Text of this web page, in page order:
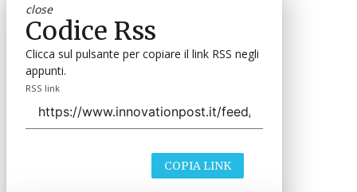
close
Codice Rss
Clicca sul pulsante per copiare il link RSS negli
appunti.
RSS link
COPIA LINK